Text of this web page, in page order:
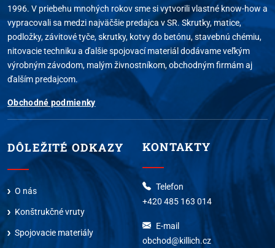
1996. V priebehu mnohých rokov sme si vytvorili vlastné know-how a
vypracovali sa medzi najväčšie predajca v SR. Skrutky, matice,
podložky, závitové tyče, skrutky, kotvy do betónu, stavebnú chémiu,
nitovacie techniku a ďalšie spojovací materiál dodávame veľkým
výrobným závodom, malým živnostníkom, obchodným firmám aj
ďalším predajcom.
Obchodné podmienky
DÔLEŽITÉ ODKAZY
O nás
Konštrukčné vruty
Spojovacie materiály
KONTAKTY
Telefon
+420 485 163 014
E-mail
obchod@killich.cz